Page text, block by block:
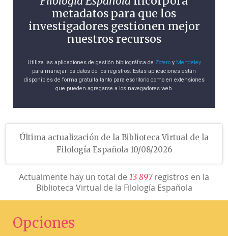
metadatos para que los
investigadores gestionen mejor
nuestros recursos
Utiliza las aplicaciones de gestión bibliográfica de Zoteroy Mendeley
para manejar los datos de los registros. Estas aplicaciones están
disponibles de forma gratuita tanto para escritorio como en extensiones
que pueden agregarse a los navegadores web.
Última actualización de la Biblioteca Virtual de la
Filología Española 10/08/2026
Actualmente hay un total de 13 897registros en la
Biblioteca Virtual de la Filología Española
Opciones